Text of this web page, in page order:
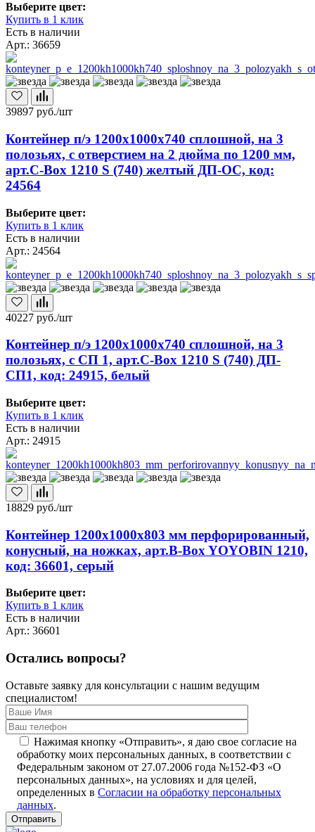
Выберите цвет:
Купить в 1 клик
Есть в наличии
Арт.: 36659
39897 руб./шт
Контейнер п/э 1200х1000х740 сплошной, на 3
полозьях, с отверстием на 2 дюйма по 1200 мм,
арт.C-Box 1210 S (740) желтый ДП-ОС, код:
24564
Выберите цвет:
Купить в 1 клик
Есть в наличии
Арт.: 24564
40227 руб./шт
Контейнер п/э 1200х1000х740 сплошной, на 3
полозьях, с СП 1, арт.C-Box 1210 S (740) ДП-
СП1, код: 24915, белый
Выберите цвет:
Купить в 1 клик
Есть в наличии
Арт.: 24915
18829 руб./шт
Контейнер 1200х1000х803 мм перфорированный,
конусный, на ножках, арт.B-Box YOYOBIN 1210,
код: 36601, серый
Выберите цвет:
Купить в 1 клик
Есть в наличии
Арт.: 36601
Остались вопросы?
Оставьте заявку для консультации с нашим ведущим
специалистом!
Нажимая кнопку «Отправить», я даю свое согласие на
обработку моих персональных данных, в соответствии с
Федеральным законом от 27.07.2006 года №152-ФЗ «О
персональных данных», на условиях и для целей,
определенных в Согласии на обработку персональных
данных.